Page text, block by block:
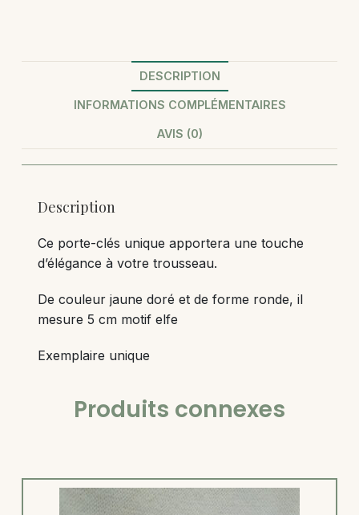
DESCRIPTION
INFORMATIONS COMPLÉMENTAIRES
AVIS (0)
Description
Ce porte-clés unique apportera une touche
d’élégance à votre trousseau.
De couleur jaune doré et de forme ronde, il
mesure 5 cm motif elfe
Exemplaire unique
Produits connexes